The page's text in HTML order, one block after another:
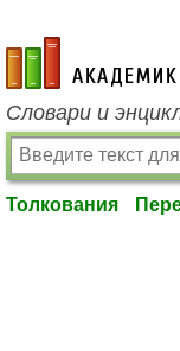
academic.ru
Словари и
Толкования